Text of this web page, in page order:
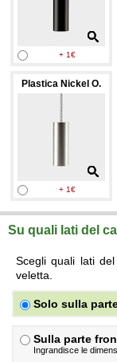
+ 1€
Plastica Nickel O.
+ 1€
Su quali lati del
Scegli quali lati
veletta.
Solo sulla
Sulla parte
Ingrandisce le